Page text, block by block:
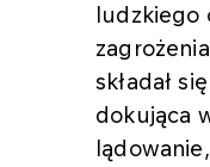
ludzkiego
składał
dokująca